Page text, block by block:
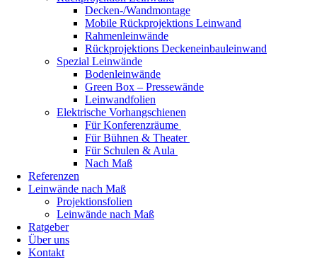
Decken-/Wandmontage
Mobile Rückprojektions Leinwand
Rahmenleinwände
Rückprojektions Deckeneinbauleinwand
Spezial Leinwände
Bodenleinwände
Green Box – Pressewände
Leinwandfolien
Elektrische Vorhangschienen
Für Konferenzräume
Für Bühnen & Theater
Für Schulen & Aula
Nach Maß
Referenzen
Leinwände nach Maß
Projektionsfolien
Leinwände nach Maß
Ratgeber
Über uns
Kontakt